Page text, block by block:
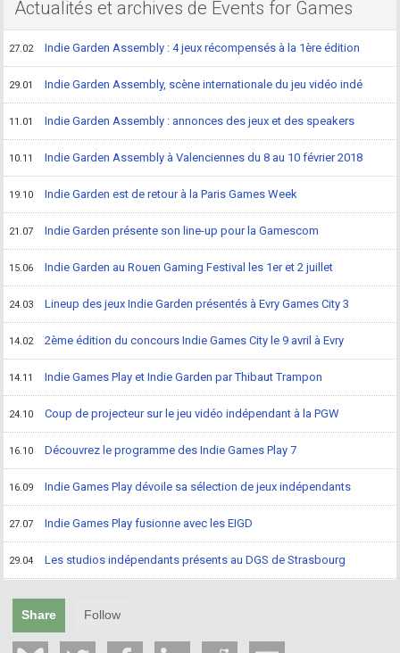
Actualités et archives de Events for Games
27.02 Indie Garden Assembly : 4 jeux récompensés à la 1ère édition
29.01 Indie Garden Assembly, scène internationale du jeu vidéo indé
11.01 Indie Garden Assembly : annonces des jeux et des speakers
10.11 Indie Garden Assembly à Valenciennes du 8 au 10 février 2018
19.10 Indie Garden est de retour à la Paris Games Week
21.07 Indie Garden présente son line-up pour la Gamescom
15.06 Indie Garden au Rouen Gaming Festival les 1er et 2 juillet
24.03 Lineup des jeux Indie Garden présentés à Evry Games City 3
14.02 2ème édition du concours Indie Games City le 9 avril à Evry
14.11 Indie Games Play et Indie Garden par Thibaut Trampon
24.10 Coup de projecteur sur le jeu vidéo indépendant à la PGW
16.10 Découvrez le programme des Indie Games Play 7
16.09 Indie Games Play dévoile sa sélection de jeux indépendants
27.07 Indie Games Play fusionne avec les EIGD
29.04 Les studios indépendants présents au DGS de Strasbourg
Share Follow